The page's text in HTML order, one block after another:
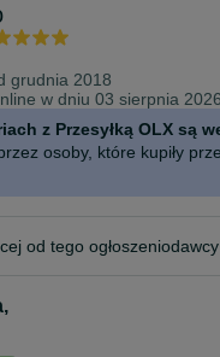
grudnia 2018
w dniu 03 sierpnia 2026
z Przesyłką OLX są
osoby, które kupiły
od tego ogłoszeniodawcy
,